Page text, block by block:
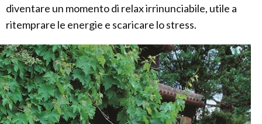
diventare un momento di relax irrinunciabile, utile a
ritemprare le energie e scaricare lo stress.